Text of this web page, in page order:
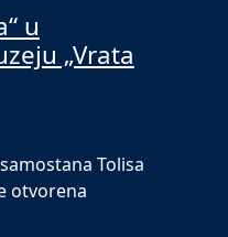
u
„Vrata
Tolisa
otvorena